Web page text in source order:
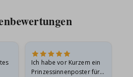
Ich habe vor Kurzem ein
Prinzessinnenposter für